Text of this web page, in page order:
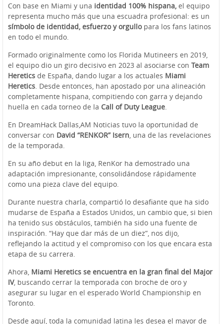
Con base en Miami y una identidad 100% hispana, el equipo
representa mucho más que una escuadra profesional: es un
símbolo de identidad, esfuerzo y orgullopara los fans latinos
en todo el mundo.
Formado originalmente como los Florida Mutineers en 2019,
el equipo dio un giro decisivo en 2023 al asociarse con Team
Heretics de España, dando lugar a los actuales Miami
Heretics . Desde entonces, han apostado por una alineación
completamente hispana, compitiendo con garra y dejando
huella en cada torneo de la Call of Duty League
En DreamHack Dallas,AM Noticias tuvo la oportunidad de
conversar con David “RENKOR” Isern , una de las revelaciones
de la temporada.
En su año debut en la liga, RenKor ha demostrado una
adaptación impresionante, consolidándose rápidamente
como una pieza clave del equipo.
Durante nuestra charla, compartió lo desafiante que ha sido
mudarse de España a Estados Unidos, un cambio que, si bien
ha tenido sus obstáculos, también ha sido una fuente de
inspiración. “Hay que dar más de un diez”, nos dijo,
reflejando la actitud y el compromiso con los que encara esta
etapa de su carrera.
Ahora, Miami Heretics se encuentra en la gran final del Major
IV, buscando cerrar la temporada con broche de oro y
asegurar su lugar en el esperado World Championship en
Toronto.
Desde aquí, toda la comunidad latina les desea el mayor de